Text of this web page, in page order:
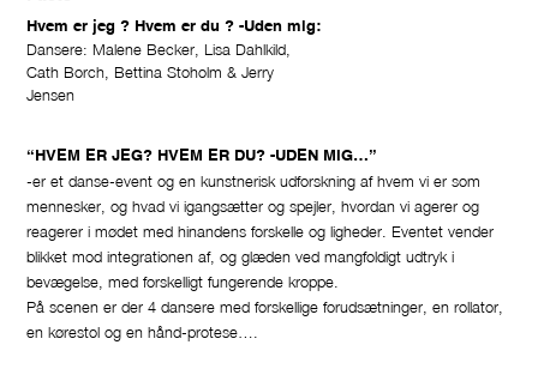
Hvem er jeg ? Hvem er du ? -Uden mig:
Dansere: Malene Becker, Lisa Dahlkild,
Cath Borch, Bettina Stoholm & Jerry
Jensen
“HVEM ER JEG? HVEM ER DU? -UDEN MIG…”
-er et danse-event og en kunstnerisk udforskning af hvem vi er som
mennesker, og hvad vi igangsætter og spejler, hvordan vi agerer og
reagerer i mødet med hinandens forskelle og ligheder. Eventet vender
blikket mod integrationen af, og glæden ved mangfoldigt udtryk i
bevægelse, med forskelligt fungerende kroppe.
På scenen er der 4 dansere med forskellige forudsætninger, en rollator,
en kørestol og en hånd-protese….